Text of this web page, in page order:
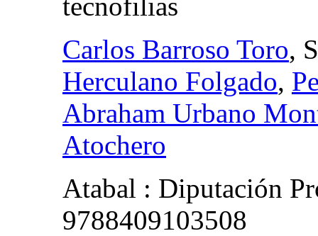
Carlos Barroso Toro,
Herculano Folgado,
Abraham Urbano
Atochero
Atabal : Diputación
9788409103508